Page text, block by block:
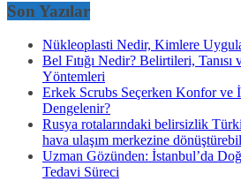
Son Yazılar
Nükleoplasti Nedir, Kimlere
Bel Fıtığı Nedir? Belirtileri,
Yöntemleri
Erkek Scrubs Seçerken Konfor ve
Dengelenir?
Rusya rotalarındaki belirsizlik
hava ulaşım merkezine
Uzman Gözünden: İstanbul’da
Tedavi Süreci